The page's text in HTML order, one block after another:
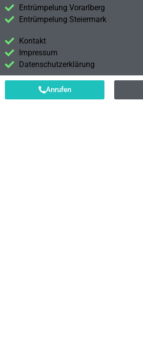
Entrümpelung Vorarlberg
Entrümpelung Steiermark
Kontakt
Impressum
Datenschutzerklärung
Anrufen